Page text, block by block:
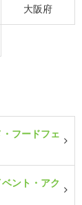
大阪府
フードフェ
ント・アク